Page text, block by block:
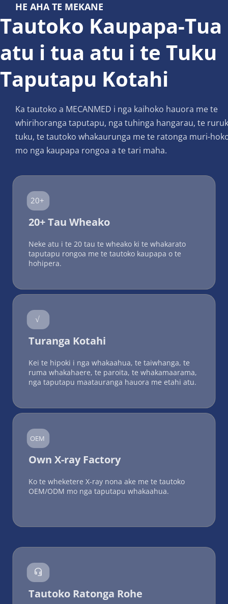
HE AHA TE MEKANE
Tautoko Kaupapa-Tua
atu i tua atu i te Tuku
Taputapu Kotahi
Ka tautoko a MECANMED i nga kaihoko hauora me te
whirihoranga taputapu, nga tuhinga hangarau, te
tuku, te tautoko whakaurunga me te ratonga muri-
mo nga kaupapa rongoa a te tari maha.
20+
20+ Tau Wheako
Neke atu i te 20 tau te wheako ki te whakarato
taputapu rongoa me te tautoko kaupapa o te
hohipera.
√
Turanga Kotahi
Kei te hipoki i nga whakaahua, te taiwhanga, te
ruma whakahaere, te paroita, te whakamaarama,
nga taputapu maatauranga hauora me etahi atu.
OEM
Own X-ray Factory
Ko te wheketere X-ray nona ake me te tautoko
OEM/ODM mo nga taputapu whakaahua.

Tautoko Ratonga Rohe